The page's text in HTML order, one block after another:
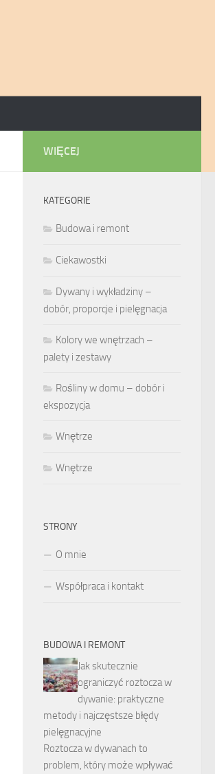
WIĘCEJ
KATEGORIE
Budowa i remont
Ciekawostki
Dywany i wykładziny –
dobór, proporcje i pielęgnacja
Kolory we wnętrzach –
palety i zestawy
Rośliny w domu – dobór i
ekspozycja
Wnętrze
Wnętrze
STRONY
O mnie
Współpraca i kontakt
BUDOWA I REMONT
Jak skutecznie
ograniczyć roztocza w
dywanie: praktyczne
metody i najczęstsze błędy
pielęgnacyjne
Roztocza w dywanach to
problem, który może wpływać